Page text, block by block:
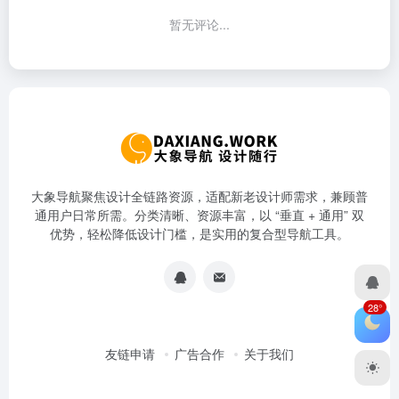
暂无评论...
大象导航聚焦设计全链路资源，适配新老设计师需求，兼顾普
通用户日常所需。分类清晰、资源丰富，以 “垂直 + 通用” 双
优势，轻松降低设计门槛，是实用的复合型导航工具。
友链申请 广告合作 关于我们
28°